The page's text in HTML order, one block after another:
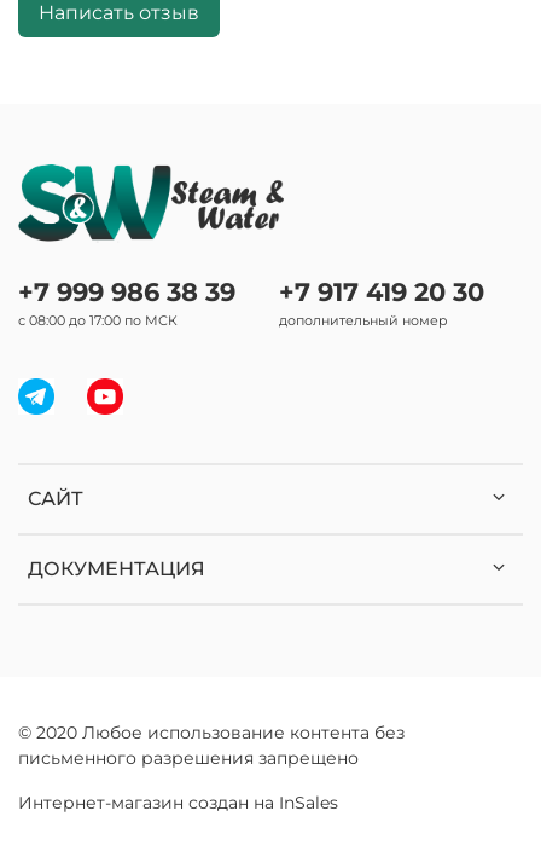
Написать отзыв
САЙТ
ДОКУМЕНТАЦИЯ
+7 999 986 38 39
с 08:00 до 17:00 по МСК
+7 917 419 20 30
дополнительный номер
© 2020 Любое использование контента без
письменного разрешения запрещено
Интернет-магазин создан на InSales